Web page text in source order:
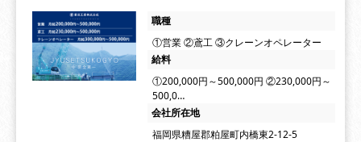
職種
①営業 ②鳶工 ③クレーンオペレーター
給料
①200,000円～500,000円 ②230,000円～
500,0…
会社所在地
福岡県糟屋郡粕屋町内橋東2-12-5